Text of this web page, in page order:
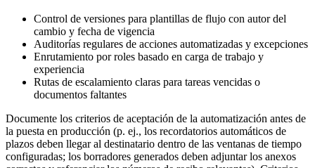
Control de versiones para plantillas de flujo con autor del
cambio y fecha de vigencia
Auditorías regulares de acciones automatizadas y excepciones
Enrutamiento por roles basado en carga de trabajo y
experiencia
Rutas de escalamiento claras para tareas vencidas o
documentos faltantes
Documente los criterios de aceptación de la automatización antes de
la puesta en producción (p. ej., los recordatorios automáticos de
plazos deben llegar al destinatario dentro de las ventanas de tiempo
configuradas; los borradores generados deben adjuntar los anexos